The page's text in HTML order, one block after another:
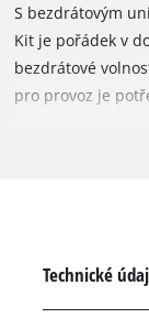
S bezdrátovým
Kit je pořádek v
bezdrátové
pro provoz je
foukač listí s
na zeď
Technické